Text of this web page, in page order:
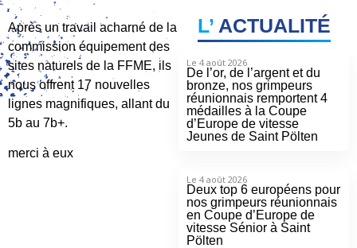
Après un travail acharné de la
commission équipement des
sites naturels de la FFME, ils
nous offrent 17 nouvelles
lignes magnifiques, allant du
5b au 7b+.
merci à eux
L’ACTUALITÉ
Le 4 août 2026
De l’or, de l’argent et du
bronze, nos grimpeurs
réunionnais remportent 4
médailles à la Coupe
d’Europe de vitesse
Jeunes de Saint Pölten
Le 4 août 2026
Deux top 6 européens pour
nos grimpeurs réunionnais
en Coupe d’Europe de
vitesse Sénior à Saint
Pölten